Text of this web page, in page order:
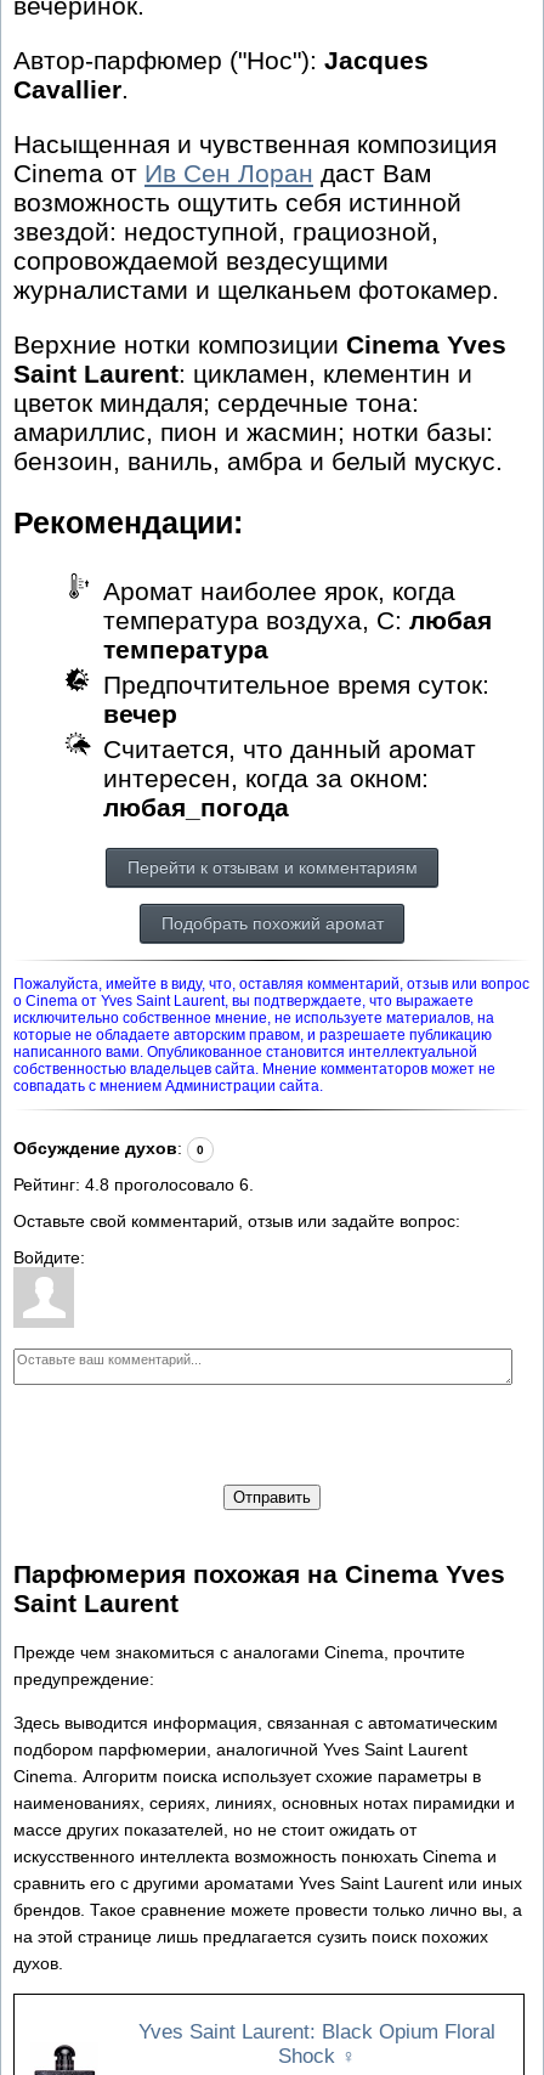
вечеринок.
Автор-парфюмер ("Нос"): Jacques
Cavallier.
Насыщенная и чувственная композиция
Cinema от Ив Сен Лоран даст Вам
возможность ощутить себя истинной
звездой: недоступной, грациозной,
сопровождаемой вездесущими
журналистами и щелканьем фотокамер.
Верхние нотки композиции Cinema Yves
Saint Laurent: цикламен, клементин и
цветок миндаля; сердечные тона:
амариллис, пион и жасмин; нотки базы:
бензоин, ваниль, амбра и белый мускус.
Рекомендации:
Аромат наиболее ярок, когда
температура воздуха, С: любая
температура
Предпочтительное время суток:
вечер
Считается, что данный аромат
интересен, когда за окном:
любая_погода
Перейти к отзывам и комментариям
Подобрать похожий аромат
Пожалуйста, имейте в виду, что, оставляя комментарий, отзыв или вопрос
о Cinema от Yves Saint Laurent, вы подтверждаете, что выражаете
исключительно собственное мнение, не используете материалов, на
которые не обладаете авторским правом, и разрешаете публикацию
написанного вами. Опубликованное становится интеллектуальной
собственностью владельцев сайта. Мнение комментаторов может не
совпадать с мнением Администрации сайта.
Обсуждение духов: 0
Рейтинг: 4.8 проголосовало 6
Оставьте свой комментарий, отзыв или задайте вопрос:
Войдите:
Отправить
Парфюмерия похожая на Cinema Yves
Saint Laurent
Прежде чем знакомиться с аналогами Cinema, прочтите
предупреждение:
Здесь выводится информация, связанная с автоматическим
подбором парфюмерии, аналогичной Yves Saint Laurent
Cinema. Алгоритм поиска использует схожие параметры в
наименованиях, сериях, линиях, основных нотах пирамидки и
массе других показателей, но не стоит ожидать от
искусственного интеллекта возможность понюхать Cinema и
сравнить его с другими ароматами Yves Saint Laurent или иных
брендов. Такое сравнение можете провести только лично вы, а
на этой странице лишь предлагается сузить поиск похожих
духов.
Yves Saint Laurent: Black Opium Floral
Shock ♀